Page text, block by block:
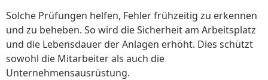
Solche Prüfungen helfen, Fehler frühzeitig zu erkennen
und zu beheben. So wird die Sicherheit am Arbeitsplatz
und die Lebensdauer der Anlagen erhöht. Dies schützt
sowohl die Mitarbeiter als auch die
Unternehmensausrüstung.